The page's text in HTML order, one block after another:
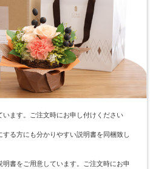
ます。ご注文時にお申し付けください
る方にも分かりやすい説明書を同梱致し
書をご用意しています。ご注文時にお申